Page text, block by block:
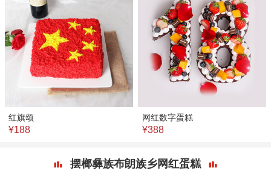
红旗颂
¥188
网红数字蛋糕
¥388
摆榔彝族布朗族乡网红蛋糕